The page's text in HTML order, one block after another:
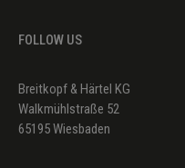
FOLLOW US
Breitkopf & Härtel KG
Walkmühlstraße 52
65195 Wiesbaden